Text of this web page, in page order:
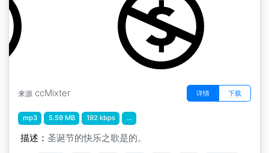
来源 ccMixter 详情 下载
mp3 5.59 MB 192 kbps ...
描述： 圣诞节的快乐之歌是的。